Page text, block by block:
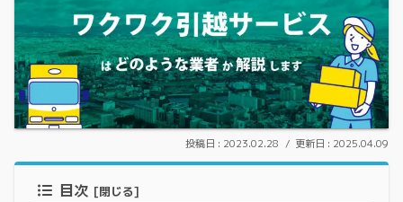
2023.02.28 2025.04.09
目次